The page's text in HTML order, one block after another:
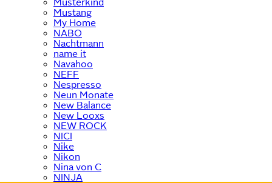
Mustang
My Home
NABO
Nachtmann
name it
Navahoo
NEFF
Nespresso
Neun Monate
New Balance
New Looxs
NEW ROCK
NICI
Nike
Nikon
Nina von C
NINJA